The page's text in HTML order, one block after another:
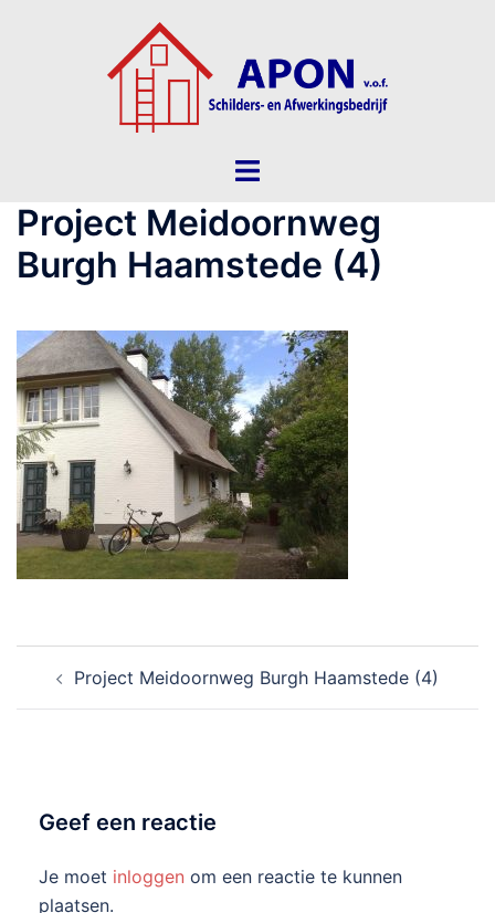
Toggle
Project Meidoornweg
Burgh Haamstede (4)
navigatie
Project Meidoornweg Burgh Haamstede (4)
Geef een reactie
Je moet inloggen om een reactie te kunnen
plaatsen.